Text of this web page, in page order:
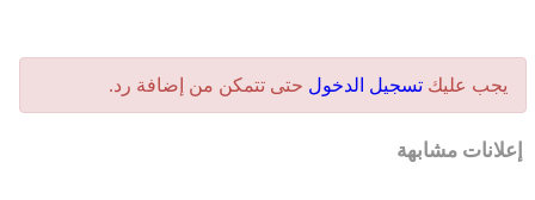
يجب عليكتسجيل الدخول حتى تتمكن من إضافة رد.
إعلانات مشابهة